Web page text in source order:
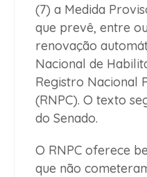
(7) a Medida
que prevê, entre
renovação
Nacional de
Registro Nacional
(RNPC). O texto
do Senado.
O RNPC oferece
que não